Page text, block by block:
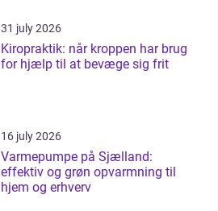
31 july 2026
Kiropraktik: når kroppen har brug
for hjælp til at bevæge sig frit
16 july 2026
Varmepumpe på Sjælland:
effektiv og grøn opvarmning til
hjem og erhverv